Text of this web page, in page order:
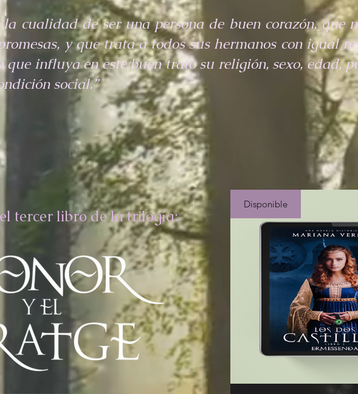
la cualidad de ser una persona de buen corazón, que
y que trata a todos sus hermanos con igual
que influya en este buen trato su religión, sexo, edad,
social.”
tercer libro de la trilogía:
Disponible